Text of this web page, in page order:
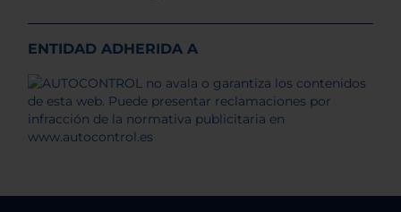
ENTIDAD ADHERIDA A